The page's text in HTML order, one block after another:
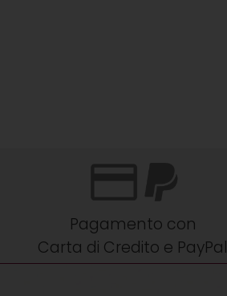
Pagamento con
Carta di Credito e PayPal